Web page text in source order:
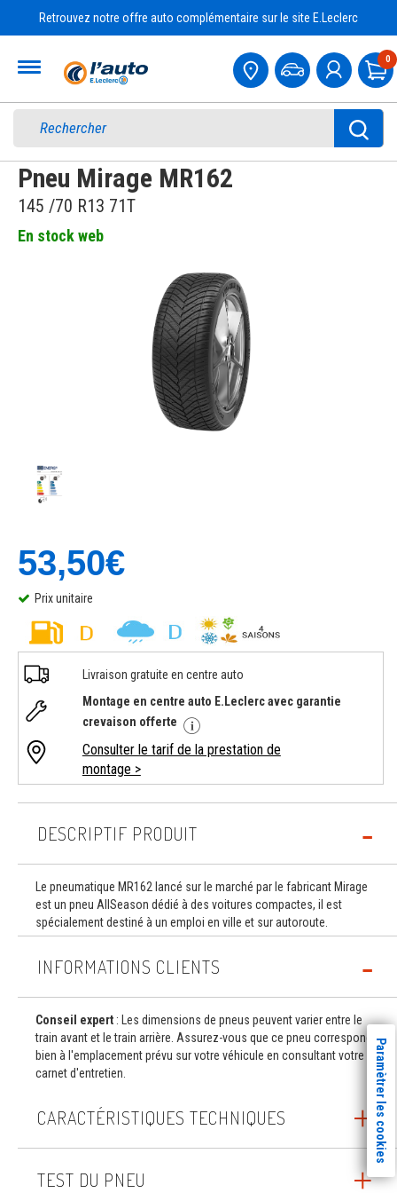
Retrouvez notre offre auto complémentaire sur le site E.Leclerc
0
Pneu Mirage MR162
145 /70 R13 71T
En stock web
53,50€
Prix unitaire
Livraison gratuite en centre auto
Montage en centre auto E.Leclerc avec garantie
crevaison offerte
Consulter le tarif de la prestation de
montage >
DESCRIPTIF PRODUIT
Le pneumatique MR162 lancé sur le marché par le fabricant Mirage
est un pneu AllSeason dédié à des voitures compactes, il est
spécialement destiné à un emploi en ville et sur autoroute.
INFORMATIONS CLIENTS
Conseil expert : Les dimensions de pneus peuvent varier entre le
train avant et le train arrière. Assurez-vous que ce pneu correspond
bien à l'emplacement prévu sur votre véhicule en consultant votre
carnet d'entretien.
CARACTÉRISTIQUES TECHNIQUES
TEST DU PNEU
Paramètrer les cookies